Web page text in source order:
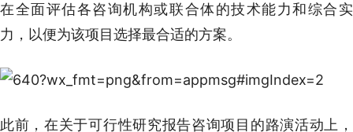
在全面评估各咨询机构或联合体的技术能力和综合实
力，以便为该项目选择最合适的方案。
此前，在关于可行性研究报告咨询项目的路演活动上，